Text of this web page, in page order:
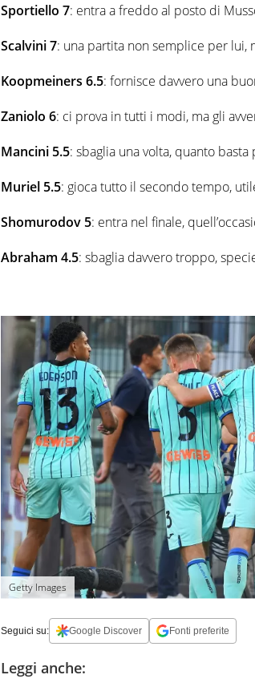
Sportiello 7: entra a freddo al posto di
Scalvini 7: una partita non semplice per lui,
Koopmeiners 6.5: fornisce davvero una
Zaniolo 6: ci prova in tutti i modi, ma gli
Mancini 5.5: sbaglia una volta, quanto
Muriel 5.5: gioca tutto il secondo tempo,
Shomurodov 5: entra nel finale,
Abraham 4.5: sbaglia davvero troppo,
Getty Images
Seguici su: Google Discover Fonti preferite
Leggi anche: